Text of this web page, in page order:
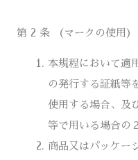
第 2 条 （マークの使用）
本規程において適
の発行する証紙等
使用する場合、及
等で用いる場合の
商品又はパッケー